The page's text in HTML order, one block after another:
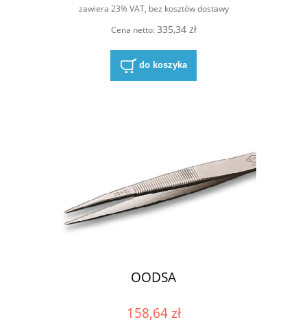
zawiera 23% VAT, bez kosztów dostawy
Cena netto:335,34 zł
do koszyka
OODSA
158,64 zł